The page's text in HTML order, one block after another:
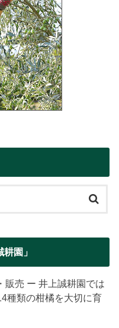
園」
販売 ー 井上誠耕園では
種類の柑橘を大切に育